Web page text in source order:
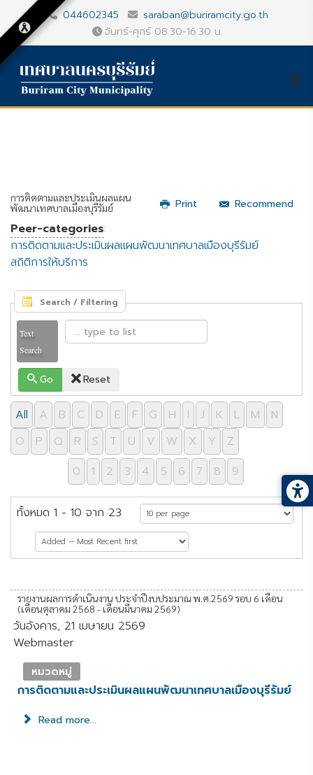
044602345
saraban@buriramcity.go.th
จันทร์-ศุกร์ 08.30-16.30 น.
Print Recommend
การติดตามและประเมินผลแผน
พัฒนาเทศบาลเมืองบุรีรัมย์
Peer-categories:
การติดตามและประเมินผลแผนพัฒนาเทศบาลเมืองบุรีรัมย์
สถิติการให้บริการ
Search / Filtering
Text
Search
Go Reset
All A B C D E F G H I J K L M
N
O
P Q R S T U V W X Y
Z
0
1 2 3 4 5 6 7 8 9
ทั้งหมด 1 - 10 จาก 23
รายงานผลการดำเนินงาน ประจำปีงบประมาณ พ.ศ.2569 รอบ 6 เดือน
(เดือนตุลาคม 2568 - เดือนมีนาคม 2569)
วันอังคาร, 21 เมษายน 2569
Webmaster
หมวดหมู่
การติดตามและประเมินผลแผนพัฒนาเทศบาลเมืองบุรีรัมย์
Read more...